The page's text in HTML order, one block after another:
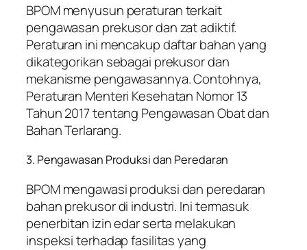
BPOM menyusun peraturan terkait
pengawasan prekusor dan zat adiktif.
Peraturan ini mencakup daftar bahan yang
dikategorikan sebagai prekusor dan
mekanisme pengawasannya. Contohnya,
Peraturan Menteri Kesehatan Nomor 13
Tahun 2017 tentang Pengawasan Obat dan
Bahan Terlarang.
3. Pengawasan Produksi dan Peredaran
BPOM mengawasi produksi dan peredaran
bahan prekusor di industri. Ini termasuk
penerbitan izin edar serta melakukan
inspeksi terhadap fasilitas yang